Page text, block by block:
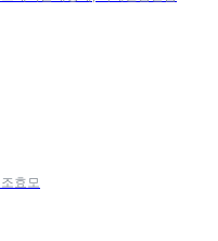
효모